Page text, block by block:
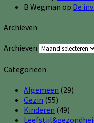
B Wegman op De
Archieven
Archieven
Categorieën
Algemeen (29)
Gezin (55)
Kinderen (49)